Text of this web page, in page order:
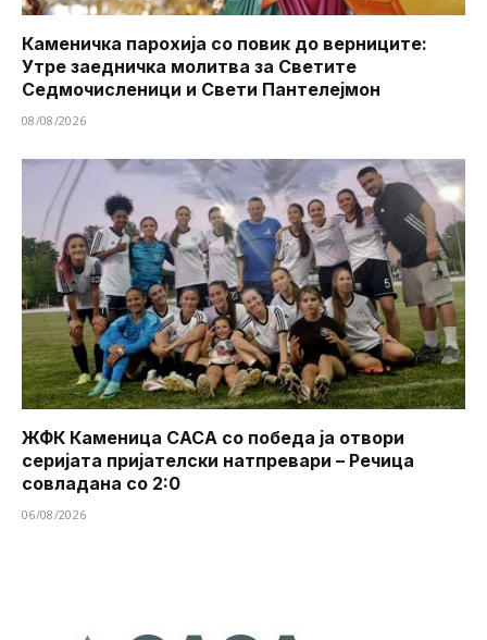
Каменичка парохија со повик до верниците:
Утре заедничка молитва за Светите
Седмочисленици и Свети Пантелејмон
08/08/2026
ЖФК Каменица САСА со победа ја отвори
серијата пријателски натпревари – Речица
совладана со 2:0
06/08/2026